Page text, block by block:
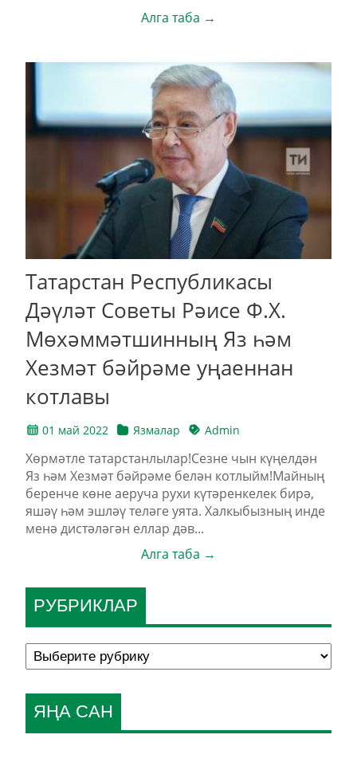
Алга таба →
Татарстан Республикасы
Дәүләт Советы Рәисе Ф.Х.
Мөхәммәтшинның Яз һәм
Хезмәт бәйрәме уңаеннан
котлавы
01 май 2022 Язмалар Admin
Хөрмәтле татарстанлылар!Сезне чын күңелдән
Яз һәм Хезмәт бәйрәме белән котлыйм!Майның
беренче көне аеруча рухи күтәренкелек бирә,
яшәү һәм эшләү теләге уята. Халкыбызның инде
менә дистәләгән еллар дәв...
Алга таба →
РУБРИКЛАР
ЯҢА САН